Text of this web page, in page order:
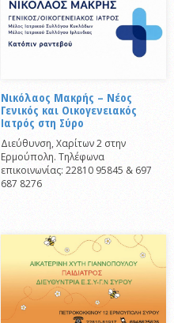
Νικόλαος Μακρής – Νέος
Γενικός και Οικογενειακός
Ιατρός στη Σύρο
Διεύθυνση, Χαρίτων 2 στην
Ερμούπολη. Τηλέφωνα
επικοινωνίας: 22810 95845 & 697
687 8276